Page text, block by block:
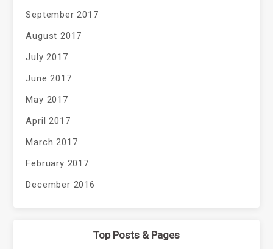
September 2017
August 2017
July 2017
June 2017
May 2017
April 2017
March 2017
February 2017
December 2016
Top Posts & Pages